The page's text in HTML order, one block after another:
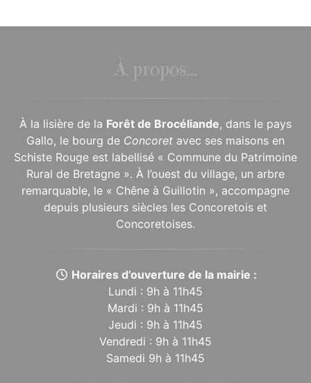
À propos...
À la lisière de la Forêt de Brocéliande, dans le pays
Gallo, le bourg de Concoret avec ses maisons en
Schiste Rouge est labellisé « Commune du Patrimoine
Rural de Bretagne ». À l’ouest du village, un arbre
remarquable, le « Chêne à Guillotin », accompagne
depuis plusieurs siècles les Concoretois et
Concoretoises.
Horaires d’ouverture de la mairie :
Lundi : 9h à 11h45
Mardi : 9h à 11h45
Jeudi : 9h à 11h45
Vendredi : 9h à 11h45
Samedi 9h à 11h45